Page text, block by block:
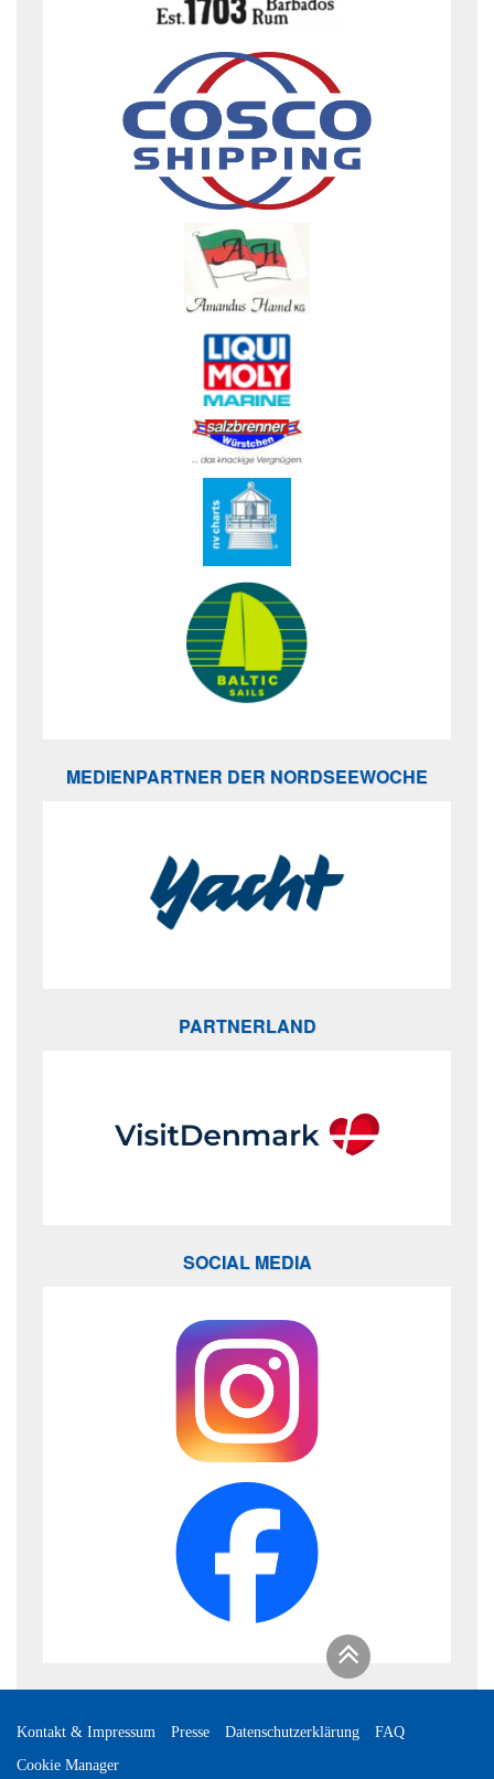
MEDIENPARTNER DER NORDSEEWOCHE
PARTNERLAND
SOCIAL MEDIA
Kontakt & Impressum Presse Datenschutzerklärung
FAQ
Cookie Manager